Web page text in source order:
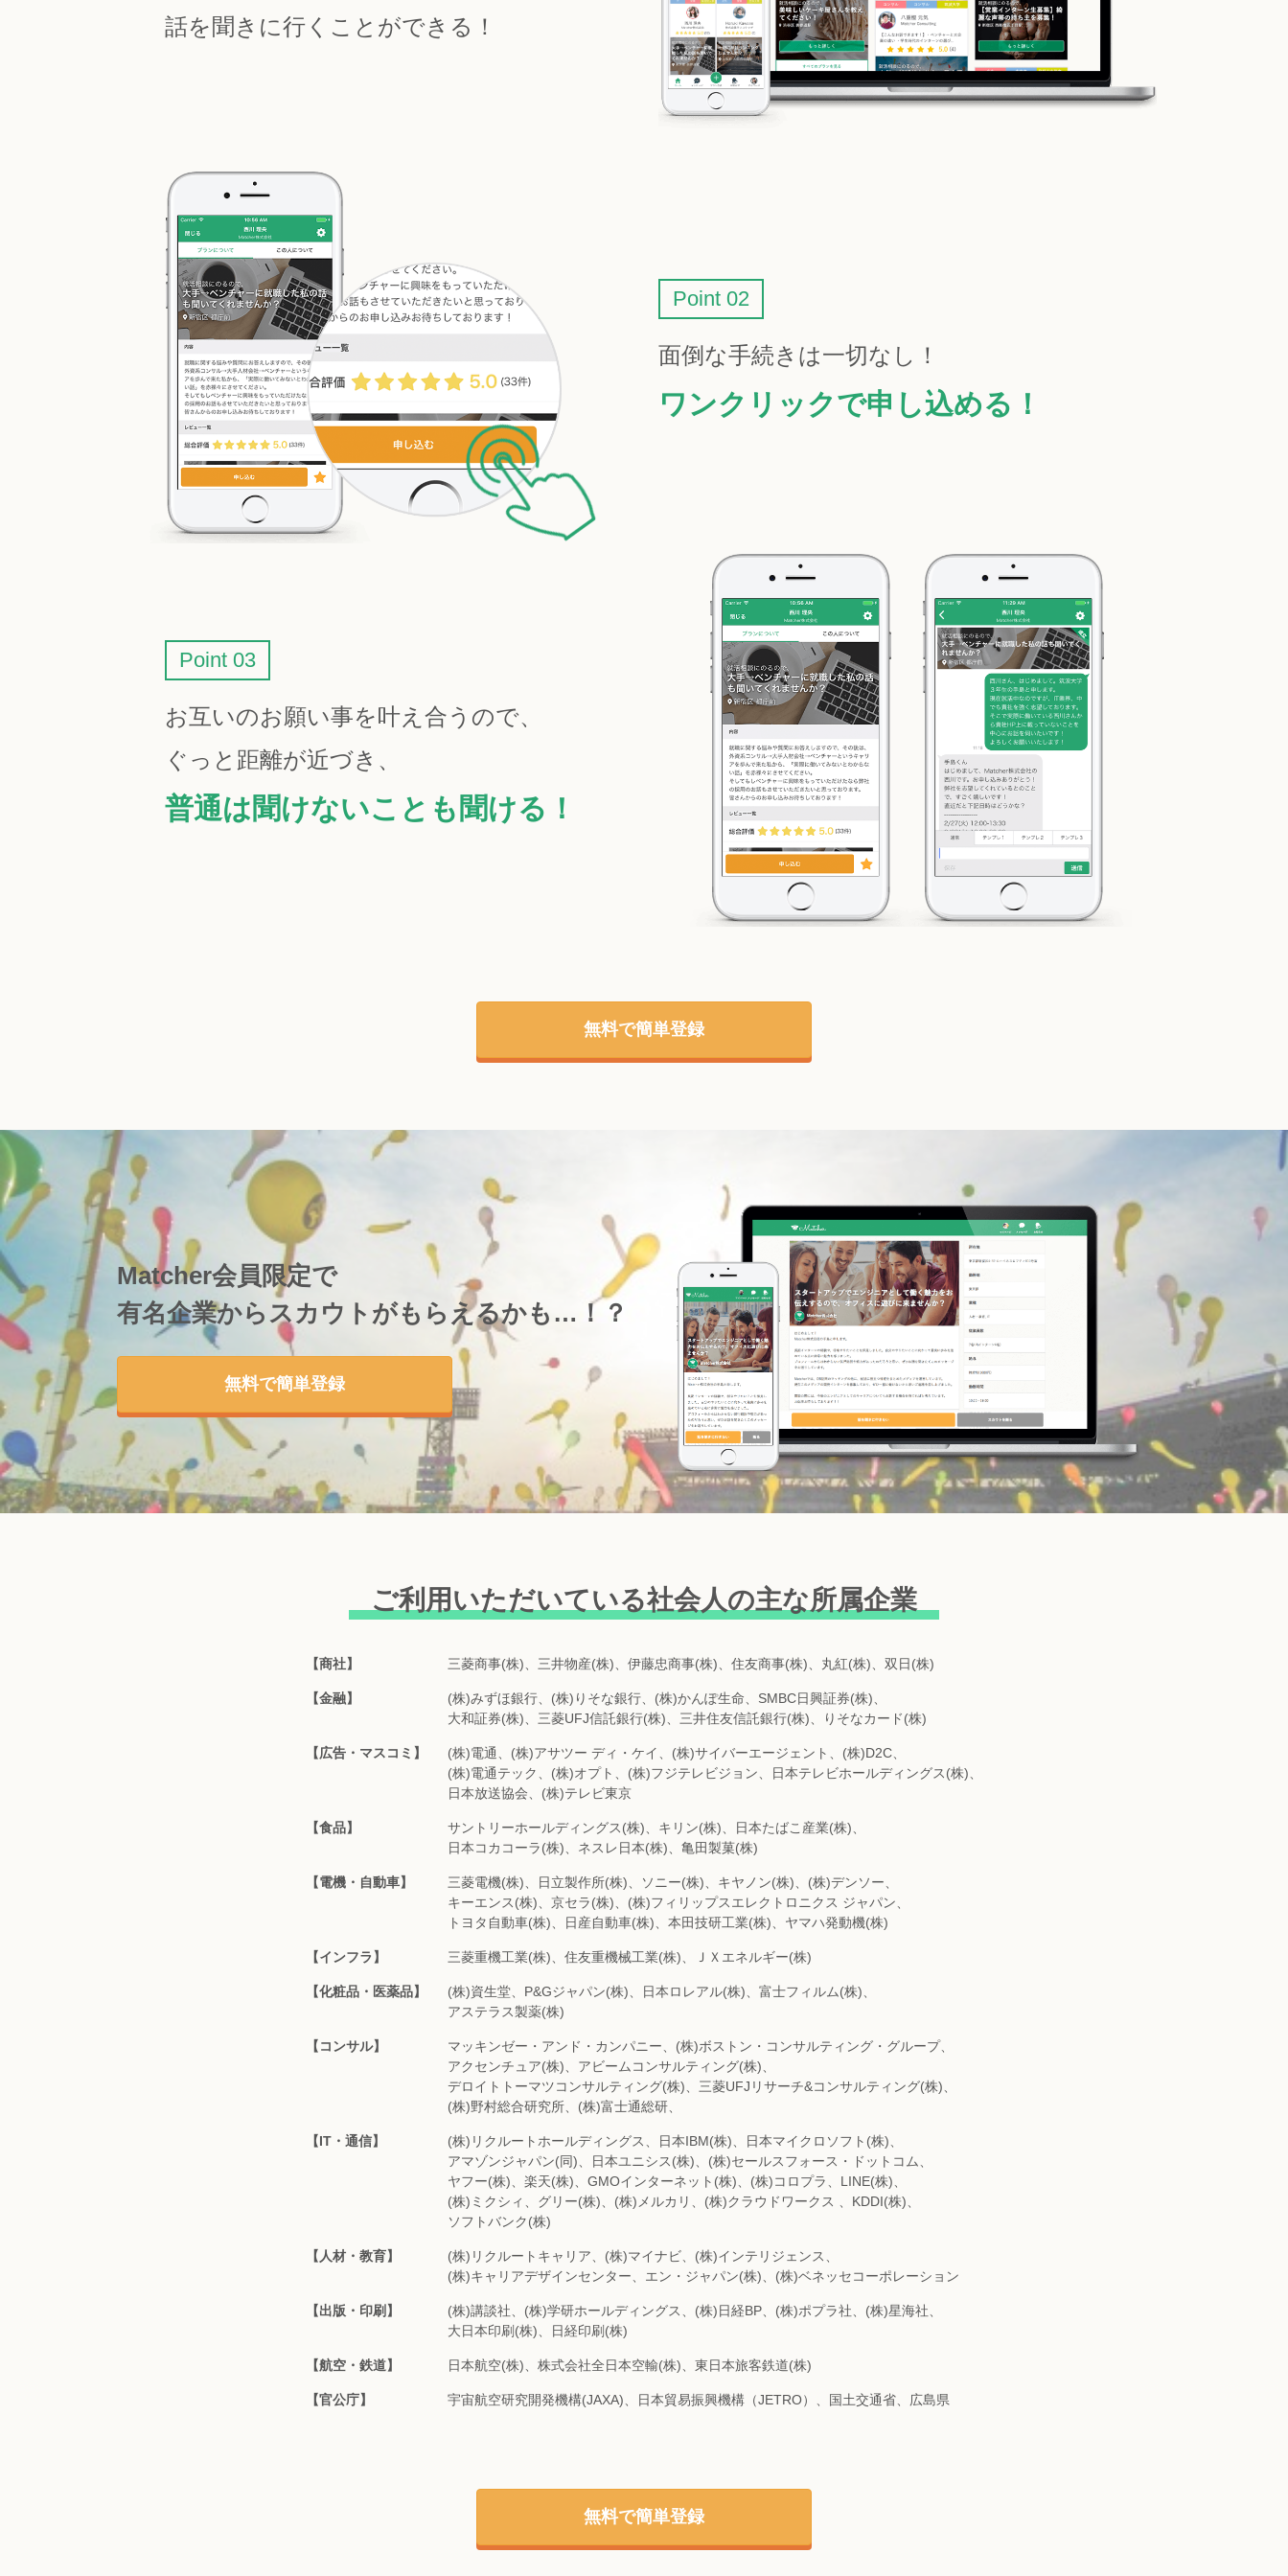
話を聞きに行くことができる！
Point 02
面倒な手続きは一切なし！
ワンクリックで申し込める！
Point 03
お互いのお願い事を叶え合うので、
ぐっと距離が近づき、
普通は聞けないことも聞ける！
無料で簡単登録
Matcher会員限定で
有名企業からスカウトがもらえるかも…！？
無料で簡単登録
ご利用いただいている社会人の主な所属企業
【商社】 三菱商事(株)、三井物産(株)、伊藤忠商事(株)、住友商事(株)、丸紅(株)、双日(株)
【金融】
(株)みずほ銀行、(株)りそな銀行、(株)かんぽ生命、SMBC日興証券(株)、
大和証券(株)、三菱UFJ信託銀行(株)、三井住友信託銀行(株)、りそなカード(株)
【広告・マスコミ】
(株)電通、(株)アサツー ディ・ケイ、(株)サイバーエージェント、(株)D2C、
(株)電通テック、(株)オプト、(株)フジテレビジョン、日本テレビホールディングス(株)、
日本放送協会、(株)テレビ東京
【食品】
サントリーホールディングス(株)、キリン(株)、日本たばこ産業(株)、
日本コカコーラ(株)、ネスレ日本(株)、亀田製菓(株)
【電機・自動車】
三菱電機(株)、日立製作所(株)、ソニー(株)、キヤノン(株)、(株)デンソー、
キーエンス(株)、京セラ(株)、(株)フィリップスエレクトロニクス ジャパン、
トヨタ自動車(株)、日産自動車(株)、本田技研工業(株)、ヤマハ発動機(株)
【インフラ】 三菱重機工業(株)、住友重機械工業(株)、ＪＸエネルギー(株)
【化粧品・医薬品】
(株)資生堂、P&Gジャパン(株)、日本ロレアル(株)、富士フィルム(株)、
アステラス製薬(株)
【コンサル】
マッキンゼー・アンド・カンパニー、(株)ボストン・コンサルティング・グループ、
アクセンチュア(株)、アビームコンサルティング(株)、
デロイトトーマツコンサルティング(株)、三菱UFJリサーチ&コンサルティング(株)、
(株)野村総合研究所、(株)富士通総研、
【IT・通信】
(株)リクルートホールディングス、日本IBM(株)、日本マイクロソフト(株)、
アマゾンジャパン(同)、日本ユニシス(株)、(株)セールスフォース・ドットコム、
ヤフー(株)、楽天(株)、GMOインターネット(株)、(株)コロプラ、LINE(株)、
(株)ミクシィ、グリー(株)、(株)メルカリ、(株)クラウドワークス 、KDDI(株)、
ソフトバンク(株)
【人材・教育】
(株)リクルートキャリア、(株)マイナビ、(株)インテリジェンス、
(株)キャリアデザインセンター、エン・ジャパン(株)、(株)ベネッセコーポレーション
【出版・印刷】
(株)講談社、(株)学研ホールディングス、(株)日経BP、(株)ポプラ社、(株)星海社、
大日本印刷(株)、日経印刷(株)
【航空・鉄道】 日本航空(株)、株式会社全日本空輸(株)、東日本旅客鉄道(株)
【官公庁】 宇宙航空研究開発機構(JAXA)、日本貿易振興機構（JETRO）、国土交通省、広島県
無料で簡単登録